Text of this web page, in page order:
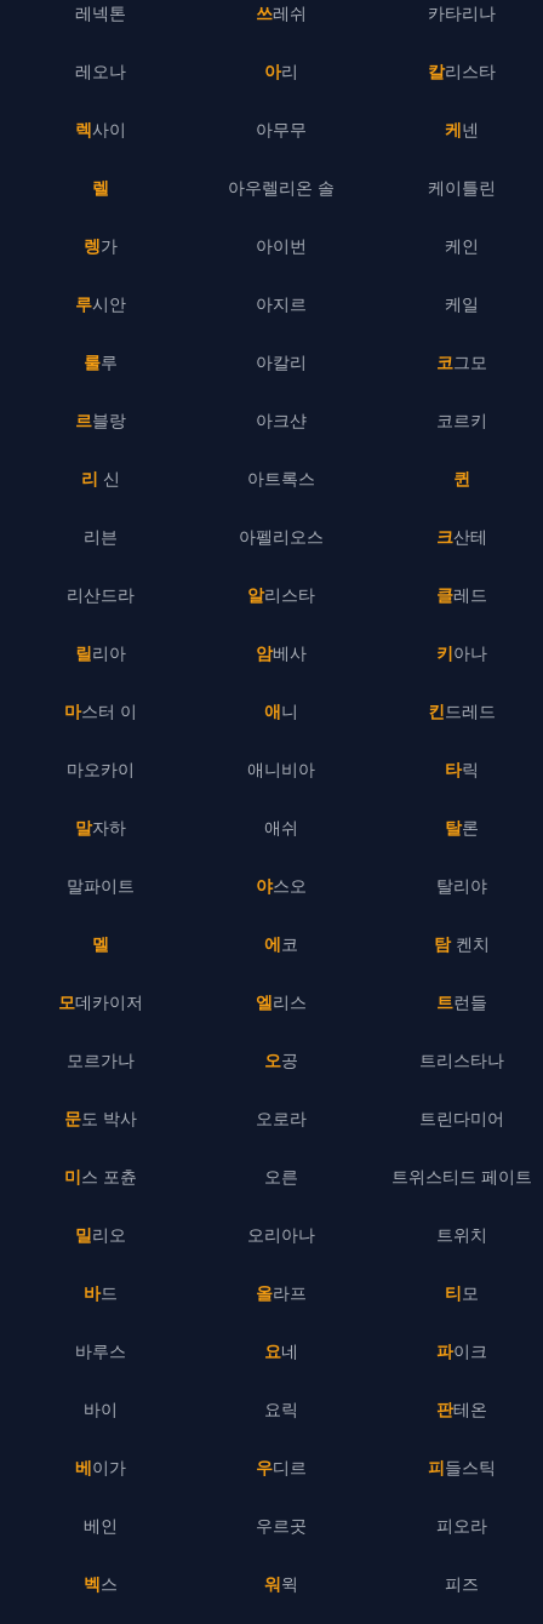
레넥톤
레오나
렉사이
렐
렝가
루시안
룰루
르블랑
리 신
리븐
리산드라
릴리아
마스터 이
마오카이
말자하
말파이트
멜
모데카이저
모르가나
문도 박사
미스 포츈
밀리오
바드
바루스
바이
베이가
베인
벡스
쓰레쉬
아리
아무무
아우렐리온 솔
아이번
아지르
아칼리
아크샨
아트록스
아펠리오스
알리스타
암베사
애니
애니비아
애쉬
야스오
에코
엘리스
오공
오로라
오른
오리아나
올라프
요네
요릭
우디르
우르곳
워윅
카타리나
칼리스타
케넨
케이틀린
케인
케일
코그모
코르키
퀸
크산테
클레드
키아나
킨드레드
타릭
탈론
탈리야
탐 켄치
트런들
트리스타나
트린다미어
트위스티드 페이트
트위치
티모
파이크
판테온
피들스틱
피오라
피즈